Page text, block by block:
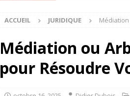
DROIT
[ juillet 30, 2026 ]
AVOCAT
[ août 4, 2026 ]
ACCUEIL JURIDIQUE
Médiation ou
pour Résoudre